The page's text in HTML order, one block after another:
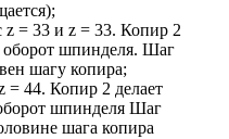
z = 33 и z = 33. Копир 2
оборот шпинделя. Шаг
шагу копира;
= 44. Копир 2 делает
шпинделя Шаг
шага копира